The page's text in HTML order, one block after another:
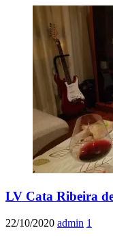
LV Cata Ribeira
22/10/2020 admin 1